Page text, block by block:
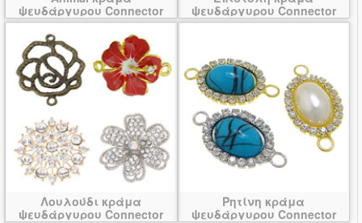
ψευδάργυρου Connector
ψευδάργυρου Connector
Λουλούδι κράμα
ψευδάργυρου Connector
Ρητίνη κράμα
ψευδάργυρου Connector